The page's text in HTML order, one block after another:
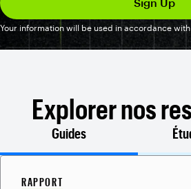
Your information will be used in accordance
Explorer nos
Guides
RAPPORT